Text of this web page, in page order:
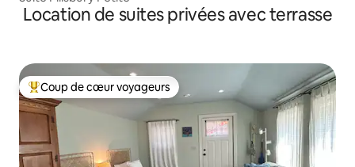
Location de suites privées avec terrasse
Coups de cœur voyageurs les plus appréciés
Coup de cœur voyageurs